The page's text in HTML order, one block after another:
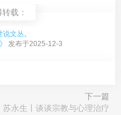
载：
说文丛。
发布于2025-12-3
下一篇
苏永生丨谈谈宗教与心理治疗